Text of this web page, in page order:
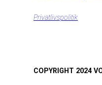
Privatlivspolitik
COPYRIGHT 2024